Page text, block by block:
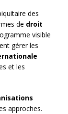
des
de droit
visible
gérer les
et les
approches.